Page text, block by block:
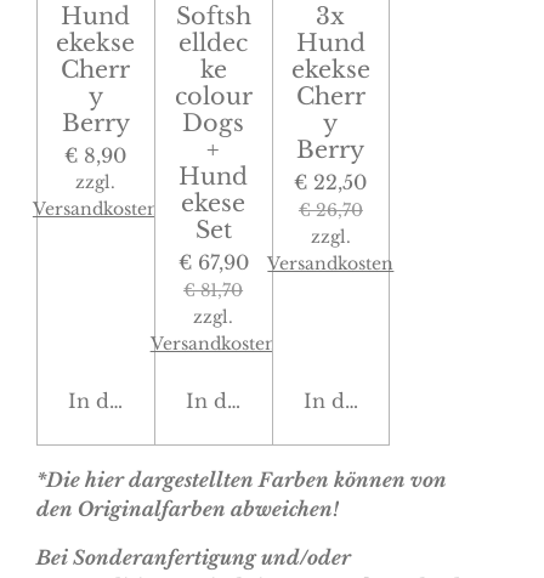
Hund
ekekse
Cherr
y
Berry
€ 8,90
zzgl.
Versandkosten
In den Warenkorb
Softsh
elldec
ke
colour
Dogs
+
Hund
ekese
Set
€ 67,90
€ 81,70
zzgl.
Versandkosten
In den Warenkorb
3x
Hund
ekekse
Cherr
y
Berry
€ 22,50
€ 26,70
zzgl.
Versandkosten
In den Warenkorb
*Die hier dargestellten Farben können von
den Originalfarben abweichen!
Bei Sonderanfertigung und/oder